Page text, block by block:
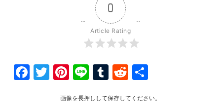
0
Article Rating
Facebook
Twitter
Pinterest
LineTumblr
Reddit
画像を長押しして保存してください。